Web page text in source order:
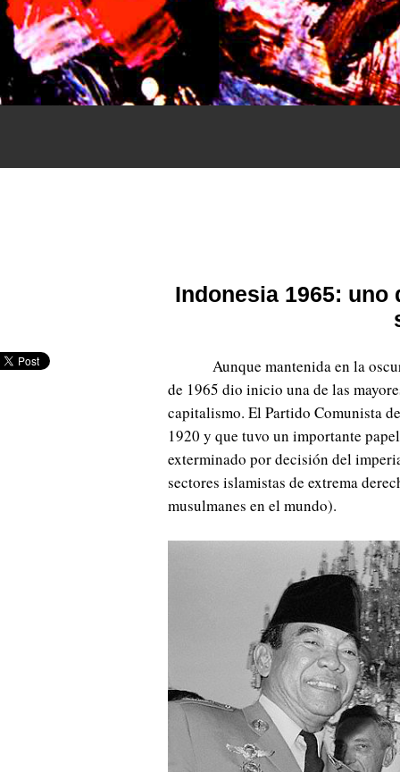
Indonesia 1965:
Aunque mantenida en la
de 1965 dio inicio una de las
capitalismo. El Partido Comunista
1920 y que tuvo un importante
exterminado por decisión del
sectores islamistas de extrema
musulmanes en el mundo).